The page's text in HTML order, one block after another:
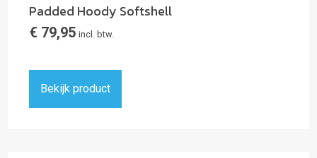
Padded Hoody Softshell
€ 79,95 incl. btw.
Bekijk product